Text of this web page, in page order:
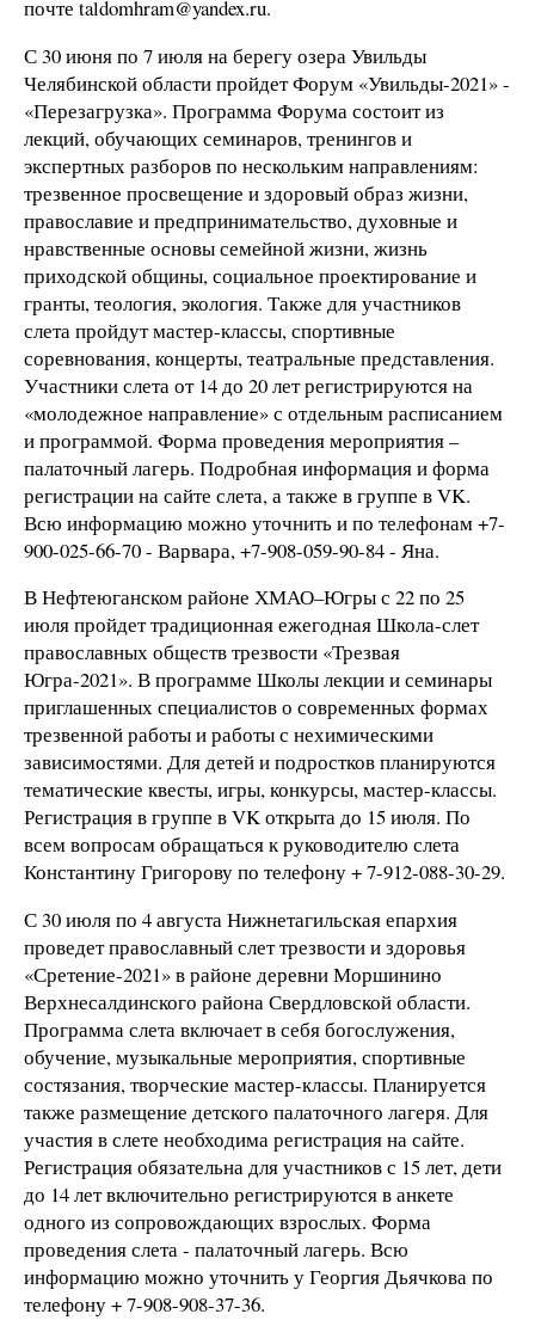
почте taldomhram@yandex.ru.
С 30 июня по 7 июля на берегу озера Увильды
Челябинской области пройдет Форум «Увильды-2021» -
«Перезагрузка». Программа Форума состоит из
лекций, обучающих семинаров, тренингов и
экспертных разборов по нескольким направлениям:
трезвенное просвещение и здоровый образ жизни,
православие и предпринимательство, духовные и
нравственные основы семейной жизни, жизнь
приходской общины, социальное проектирование и
гранты, теология, экология. Также для участников
слета пройдут мастер-классы, спортивные
соревнования, концерты, театральные представления.
Участники слета от 14 до 20 лет регистрируются на
«молодежное направление» с отдельным расписанием
и программой. Форма проведения мероприятия –
палаточный лагерь. Подробная информация и форма
регистрации на сайте слета, а также в группе в VK.
Всю информацию можно уточнить и по телефонам +7-
900-025-66-70 - Варвара, +7-908-059-90-84 - Яна.
В Нефтеюганском районе ХМАО–Югры с 22 по 25
июля пройдет традиционная ежегодная Школа-слет
православных обществ трезвости «Трезвая
Югра-2021». В программе Школы лекции и семинары
приглашенных специалистов о современных формах
трезвенной работы и работы с нехимическими
зависимостями. Для детей и подростков планируются
тематические квесты, игры, конкурсы, мастер-классы.
Регистрация в группе в VK открыта до 15 июля. По
всем вопросам обращаться к руководителю слета
Константину Григорову по телефону + 7-912-088-30-29.
С 30 июля по 4 августа Нижнетагильская епархия
проведет православный слет трезвости и здоровья
«Сретение-2021» в районе деревни Моршинино
Верхнесалдинского района Свердловской области.
Программа слета включает в себя богослужения,
обучение, музыкальные мероприятия, спортивные
состязания, творческие мастер-классы. Планируется
также размещение детского палаточного лагеря. Для
участия в слете необходима регистрация на сайте.
Регистрация обязательна для участников с 15 лет, дети
до 14 лет включительно регистрируются в анкете
одного из сопровождающих взрослых. Форма
проведения слета - палаточный лагерь. Всю
информацию можно уточнить у Георгия Дьячкова по
телефону + 7-908-908-37-36.